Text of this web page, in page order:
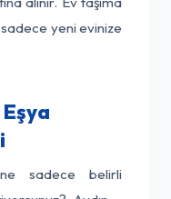
yeni evinize
sadece belirli